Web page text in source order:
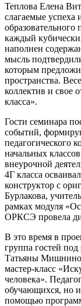
Теплова Елена
слагаемые успеха
каждый
наполнен
мысль
которым
пространства.
коллектив и свое
класса».
Гости семинара
событий,
педагогического
начальных
внеурочной
4Г класса
конструктор с
Бурлакова,
рамках модуля
ОРКСЭ провела
В это время в
группа гостей
Татьяны
мастер-класс
человека».
обучающихся, но и
помощью